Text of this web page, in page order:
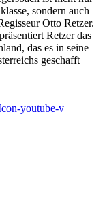
sondern auch
Otto Retzer.
Retzer das
das es in seine
geschafft
youtube-v